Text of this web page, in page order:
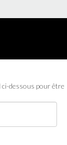
ci-dessous pour être